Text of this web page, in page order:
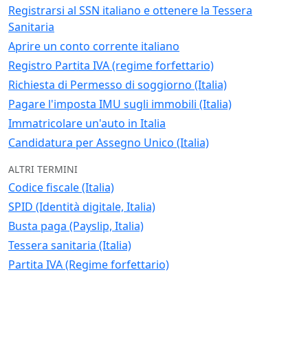
Registrarsi al SSN italiano e ottenere la Tessera
Sanitaria
Aprire un conto corrente italiano
Registro Partita IVA (regime forfettario)
Richiesta di Permesso di soggiorno (Italia)
Pagare l'imposta IMU sugli immobili (Italia)
Immatricolare un'auto in Italia
Candidatura per Assegno Unico (Italia)
ALTRI TERMINI
Codice fiscale (Italia)
SPID (Identità digitale, Italia)
Busta paga (Payslip, Italia)
Tessera sanitaria (Italia)
Partita IVA (Regime forfettario)